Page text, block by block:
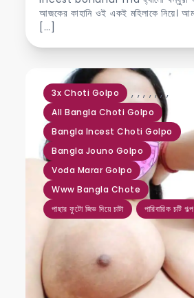
আজকের কাহানি ওই একই মহিলাকে নিয়ে।
[…]
3x Choti Golpo ,
All Bangla Choti Golpo
,
Bangla Incest Choti Golpo
,
Bangla Jouno Golpo
,
Voda Marar Golpo
,
Www Bangla Chote
,
পাছার ফুটো জিভ দিয়ে চাটা
,
পারিবারিক চটি গল্প